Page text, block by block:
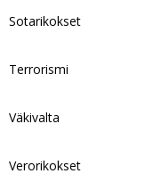
Sotarikokset
Terrorismi
Väkivalta
Verorikokset